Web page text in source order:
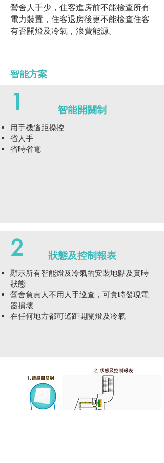
營舍人手少，住客進房前不能檢查所有
電力裝置，住客退房後更不能檢查住客
有否關燈及冷氣，浪費能源。
智能方案
智能開關制
1
用手機遙距操控
省人手
省時省電
狀態及控制報表
2
顯示所有智能燈及冷氣的安裝地點及實時
狀態
營舍負責人不用人手巡查，可實時發現電
器損壞
在任何地方都可遙距開關燈及冷氣